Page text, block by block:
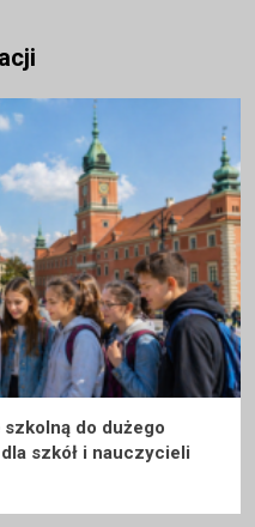
do dużego
szkół i nauczycieli